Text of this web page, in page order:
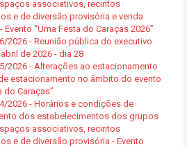
associativos, recintos
e de diversão provisória e venda
Evento “Uma Festa do Caraças 2026”
2026 - Reunião pública do executivo
de 2026 - dia 28
2026 - Alterações ao estacionamento
estacionamento no âmbito do evento
do Caraças”
2026 - Horários e condições de
dos estabelecimentos dos grupos
associativos, recintos
e de diversão provisória - Evento